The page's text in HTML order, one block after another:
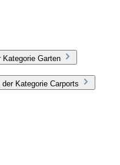
Garten
Kategorie Carports